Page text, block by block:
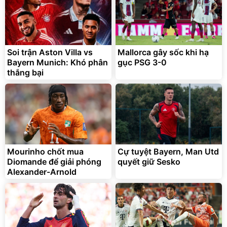
Lót ghế ôtô, nâng lưng
chống nóng giúp thoải mái
trong di chuyển
295.000 đ
Đã bán nhiều
Soi trận Aston Villa vs
Bayern Munich: Khó phân
thắng bại
Mallorca gây sốc khi hạ
gục PSG 3-0
Mourinho chốt mua
Diomande để giải phóng
Alexander-Arnold
Cự tuyệt Bayern, Man Utd
quyết giữ Sesko